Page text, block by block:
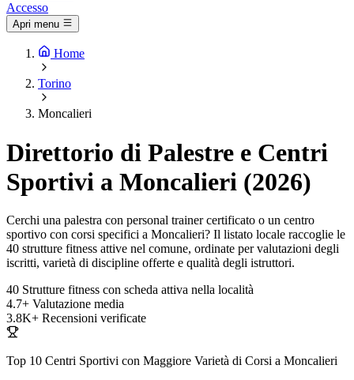
Accesso
Apri menu
Home
Torino
Moncalieri
Direttorio di Palestre e Centri
Sportivi a Moncalieri (2026)
Cerchi una palestra con personal trainer certificato o un centro
sportivo con corsi specifici a Moncalieri? Il listato locale raccoglie le
40 strutture fitness attive nel comune, ordinate per valutazioni degli
iscritti, varietà di discipline offerte e qualità degli istruttori.
40 Strutture fitness con scheda attiva nella località
4.7+ Valutazione media
3.8K+ Recensioni verificate
Top 10 Centri Sportivi con Maggiore Varietà di Corsi a Moncalieri